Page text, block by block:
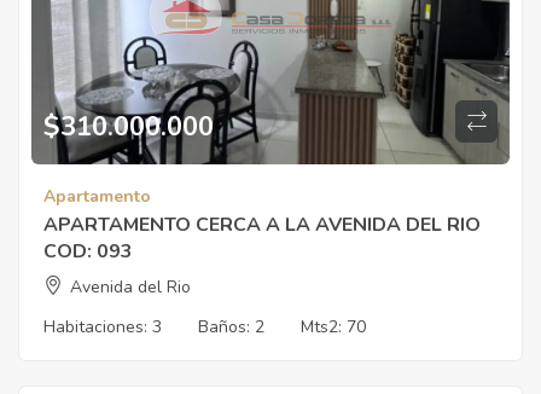
$310.000.000
Apartamento
APARTAMENTO CERCA A LA AVENIDA DEL RIO
COD: 093
Avenida del Rio
Habitaciones: 3 Baños: 2 Mts2: 70